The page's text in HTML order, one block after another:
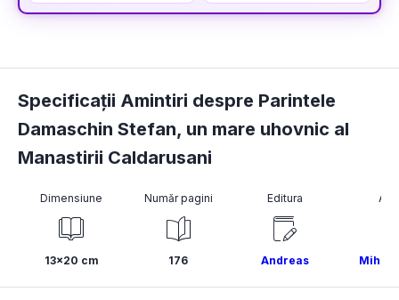
Specificații Amintiri despre Parintele
Damaschin Stefan, un mare uhovnic al
Manastirii Caldarusani
Dimensiune
13x20 cm
Număr pagini
176
Editura
Andreas